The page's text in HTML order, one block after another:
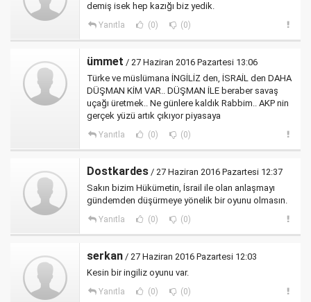
demiş isek hep kazığı biz yedik.
Yanıtla (0) (0)
ümmet / 27 Haziran 2016 Pazartesi 13:06
Türke ve müslümana İNGİLİZ den, İSRAİL den DAHA
DÜŞMAN KİM VAR.. DÜŞMAN İLE beraber savaş
uçağı üretmek.. Ne günlere kaldık Rabbim.. AKP nin
gerçek yüzü artık çıkıyor piyasaya
Yanıtla (0) (0)
Dostkardes / 27 Haziran 2016 Pazartesi 12:37
Sakın bizim Hükümetin, İsrail ile olan anlaşmayı
gündemden düşürmeye yönelik bir oyunu olmasın.
Yanıtla (0) (0)
serkan / 27 Haziran 2016 Pazartesi 12:03
Kesin bir ingiliz oyunu var.
Yanıtla (0) (0)